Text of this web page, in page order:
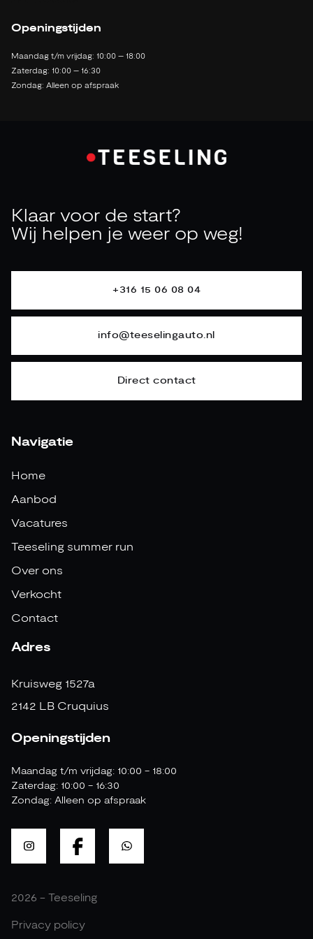
Openingstijden
Maandag t/m vrijdag: 10:00 – 18:00
Zaterdag: 10:00 – 16:30
Zondag: Alleen op afspraak
Klaar voor de start?
Wij helpen je weer op weg!
+316 15 06 08 04
info@teeselingauto.nl
Direct contact
Navigatie
Home
Aanbod
Vacatures
Teeseling summer run
Over ons
Verkocht
Contact
Adres
Kruisweg 1527a
2142 LB Cruquius
Openingstijden
Maandag t/m vrijdag: 10:00 - 18:00
Zaterdag: 10:00 - 16:30
Zondag: Alleen op afspraak
2026 - Teeseling
Privacy policy